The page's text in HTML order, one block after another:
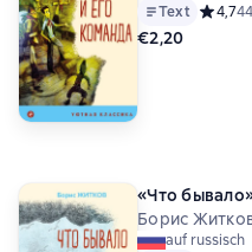
Text
4,744
€2,20
«Что
Борис
auf russisch